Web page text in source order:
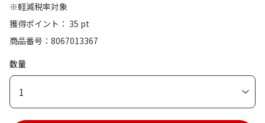
※軽減税率対象
獲得ポイント： 35 pt
商品番号
8067013367
数量
1